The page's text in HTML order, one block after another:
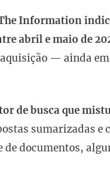
Information
abril e maio de
— ainda
de busca que
sumarizadas e
de documentos,